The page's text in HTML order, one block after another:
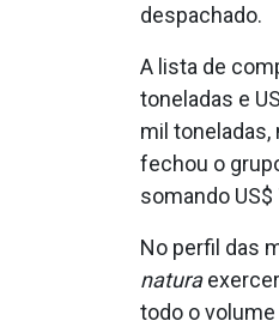
despachado.
A lista de
toneladas e
mil toneladas,
fechou o
somando
No perfil das
natura
todo o